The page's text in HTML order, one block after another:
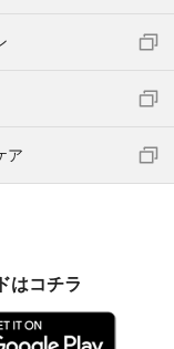
ア
はコチラ